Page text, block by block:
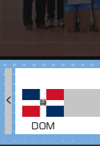
DOM